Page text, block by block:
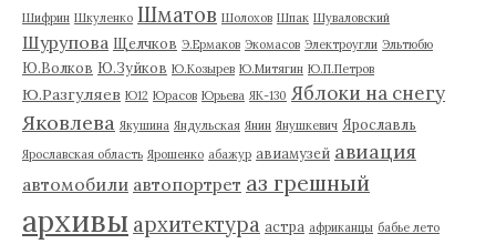
Шифрин Шкуленко Шматов Шолохов Шпак Шуваловский
Шурупова Щелчков Э.Ермаков Экомасов Электроугли Эльтюбю
Ю.Волков Ю.Зуйков Ю.Козырев Ю.Митягин Ю.П.Петров
Ю.Разгуляев Ю12 Юрасов Юрьева ЯК-130 Яблоки на снегу
Яковлева Якушина Яндульская Янин Янушкевич Ярославль
Ярославская область Ярошенко абажур авиамузей авиация
автомобили автопортрет аз грешный
архивы архитектура астра африканцы бабье лето